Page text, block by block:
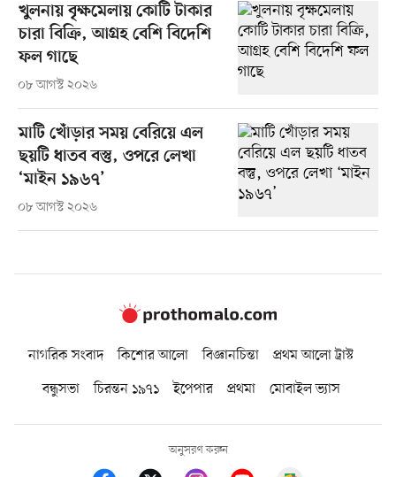
খুলনায় বৃক্ষমেলায় কোটি টাকার
চারা বিক্রি, আগ্রহ বেশি বিদেশি
ফল গাছে
০৮ আগস্ট ২০২৬
মাটি খোঁড়ার সময় বেরিয়ে এল
ছয়টি ধাতব বস্তু, ওপরে লেখা
‘মাইন ১৯৬৭’
০৮ আগস্ট ২০২৬
নাগরিক সংবাদ কিশোর আলো বিজ্ঞানচিন্তা
প্রথম আলো ট্রাস্ট
বন্ধুসভা
চিরন্তন ১৯৭১ ইপেপার প্রথমা মোবাইল ভ্যাস
অনুসরণ করুন